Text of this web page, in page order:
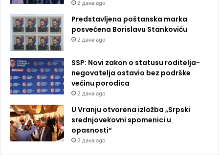
2 дана ago
Predstavljena poštanska marka
posvećena Borislavu Stankoviću
2 дана ago
SSP: Novi zakon o statusu roditelja-
negovatelja ostavio bez podrške
većinu porodica
2 дана ago
U Vranju otvorena izložba „Srpski
srednjovekovni spomenici u
opasnosti“
2 дана ago